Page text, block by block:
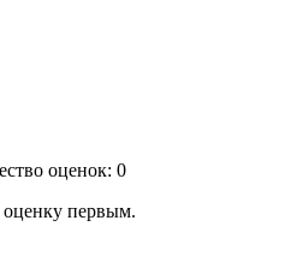
оценок: 0
оценку первым.